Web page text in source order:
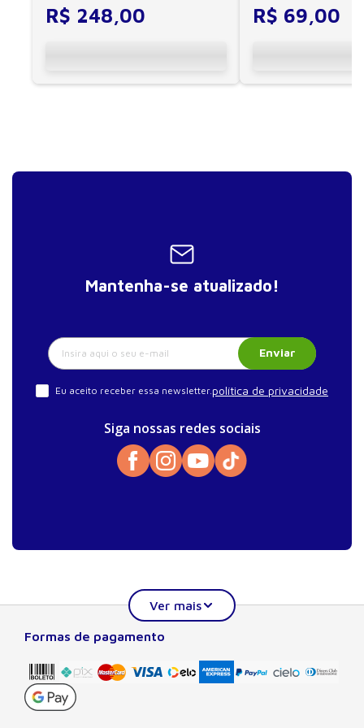
dispositivos Kindle, Nook, Kobo e Lev;
R$ 248,00 R$ 69,00
Mantenha-se atualizado!
Enviar
Eu aceito receber essa newsletter. política de privacidade
Siga nossas redes sociais
A Editora Manole é líder em prover conteúdo essencial à
formação do estudante, do profissional nas áreas
científicas, técnicas e profissionais. Seu catálogo, com
Formas de pagamento